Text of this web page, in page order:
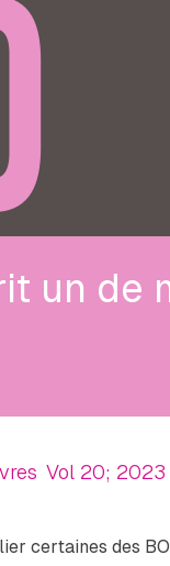
un de
Vol 20; 2023
certaines des